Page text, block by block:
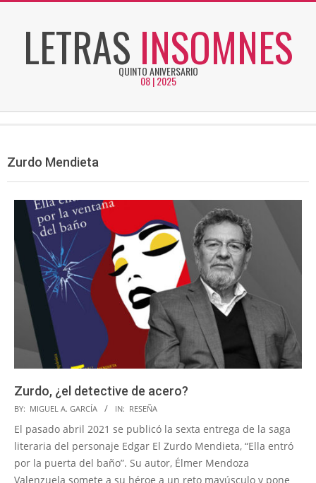
LETRAS INSOMNES
QUINTO ANIVERSARIO
08 | 2025
Zurdo Mendieta
Zurdo, ¿el detective de acero?
2022-
12-
01
BY: MIGUEL A. GARCÍA IN: RESEÑA
El pasado abril 2021 se publicó la sexta entrega de la saga
literaria del personaje Edgar El Zurdo Mendieta, “Ella entró
por la puerta del baño”. Su autor, Élmer Mendoza
Valenzuela somete a su héroe a un reto mayúsculo y pone